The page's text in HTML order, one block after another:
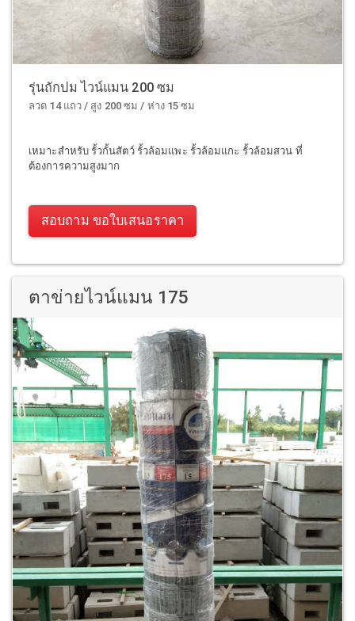
รุ่นถักปม ไวน์แมน 200 ซม
ลวด 14 แถว / สูง 200 ซม / ห่าง 15 ซม
เหมาะสำหรับ รั้วกั้นสัตว์ รั้วล้อมแพะ รั้วล้อมแกะ รั้วล้อมสวน ที่
ต้องการความสูงมาก
สอบถาม ขอใบเสนอราคา
ตาข่ายไวน์แมน 175